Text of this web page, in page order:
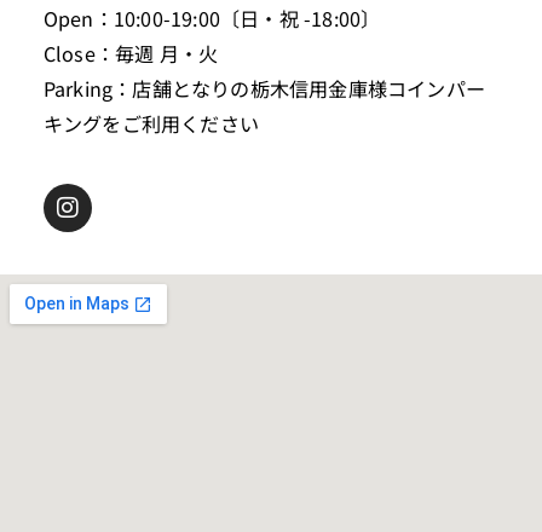
Open：10:00-19:00〔日・祝 -18:00〕
Close：毎週 月・火
Parking：店舗となりの栃木信用金庫様コインパー
キングをご利用ください